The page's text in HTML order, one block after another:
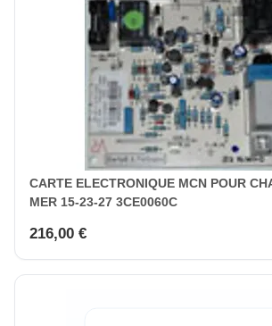
CARTE ELECTRONIQUE MCN POUR
MER 15-23-27 3CE0060C
216,00 €